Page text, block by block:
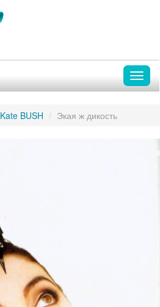
Kate BUSH Экая ж дикость